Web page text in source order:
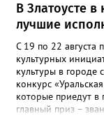
В Златоусте в
лучшие
С 19 по 22 августа
культурных
культуры в городе
конкурс
которые приедут в
главный приз –